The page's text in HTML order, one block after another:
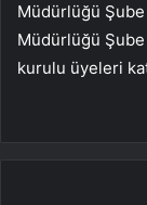
Müdürlüğü
Müdürlüğü
kurulu üyeleri